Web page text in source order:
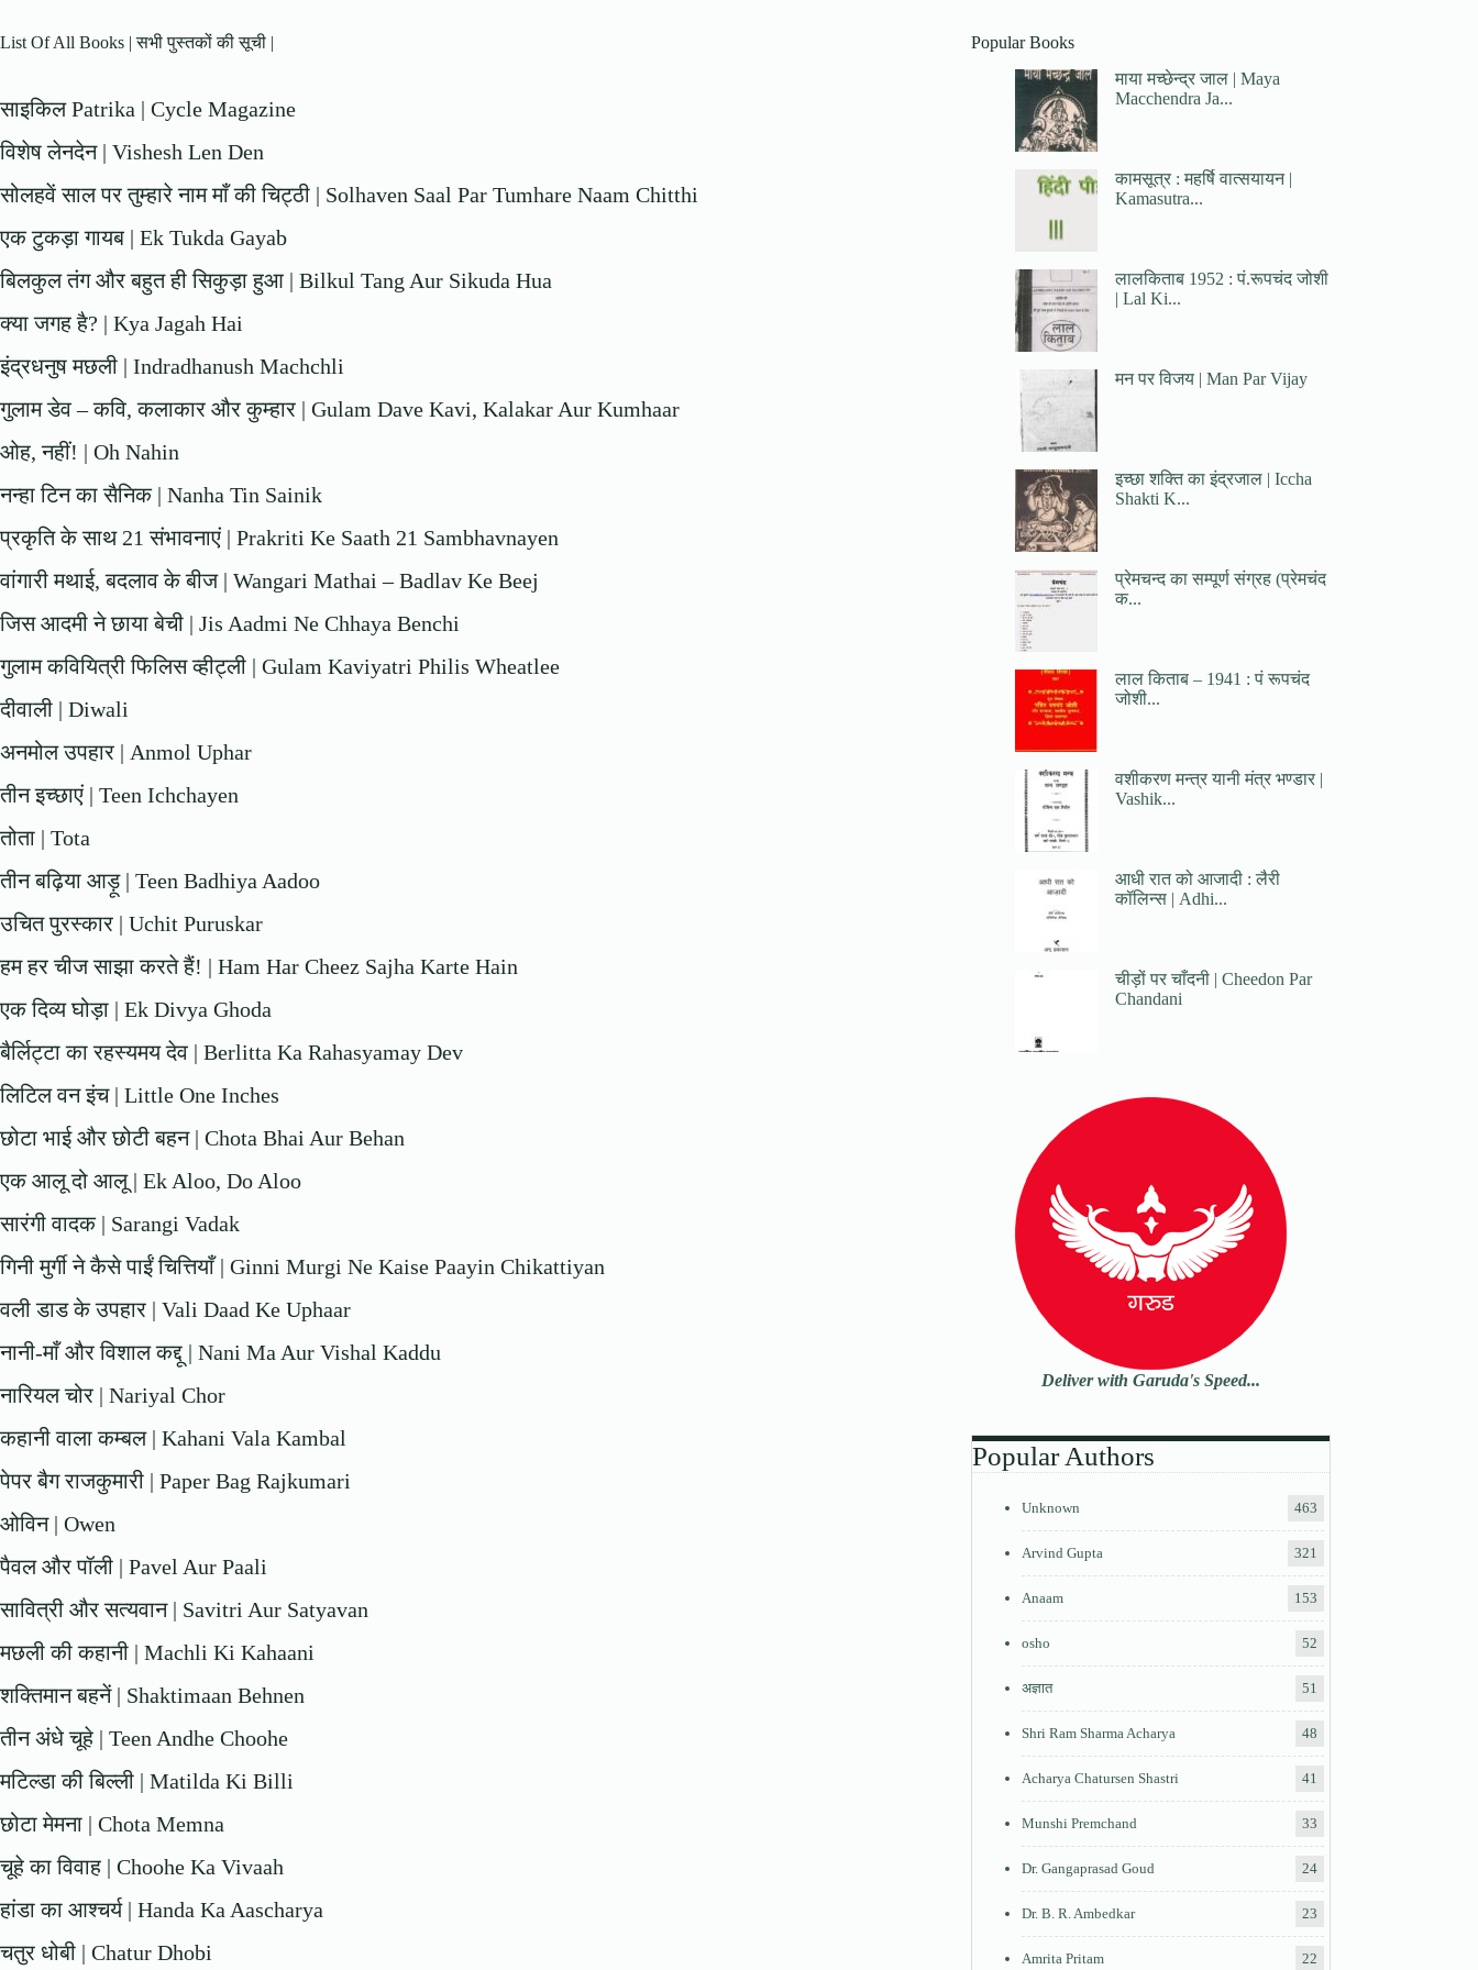
List Of All Books | सभी पुस्तकों की सूची |
साइकिल Patrika | Cycle Magazine
विशेष लेनदेन | Vishesh Len Den
सोलहवें साल पर तुम्हारे नाम माँ की चिट्ठी | Solhaven Saal Par Tumhare Naam Chitthi
एक टुकड़ा गायब | Ek Tukda Gayab
बिलकुल तंग और बहुत ही सिकुड़ा हुआ | Bilkul Tang Aur Sikuda Hua
क्या जगह है? | Kya Jagah Hai
इंद्रधनुष मछली | Indradhanush Machchli
गुलाम डेव – कवि, कलाकार और कुम्हार | Gulam Dave Kavi, Kalakar Aur Kumhaar
ओह, नहीं! | Oh Nahin
नन्हा टिन का सैनिक | Nanha Tin Sainik
प्रकृति के साथ 21 संभावनाएं | Prakriti Ke Saath 21 Sambhavnayen
वांगारी मथाई, बदलाव के बीज | Wangari Mathai – Badlav Ke Beej
जिस आदमी ने छाया बेची | Jis Aadmi Ne Chhaya Benchi
गुलाम कवियित्री फिलिस व्हीट्ली | Gulam Kaviyatri Philis Wheatlee
दीवाली | Diwali
अनमोल उपहार | Anmol Uphar
तीन इच्छाएं | Teen Ichchayen
तोता | Tota
तीन बढ़िया आड़ू | Teen Badhiya Aadoo
उचित पुरस्कार | Uchit Puruskar
हम हर चीज साझा करते हैं! | Ham Har Cheez Sajha Karte Hain
एक दिव्य घोड़ा | Ek Divya Ghoda
बैर्लिट्टा का रहस्यमय देव | Berlitta Ka Rahasyamay Dev
लिटिल वन इंच | Little One Inches
छोटा भाई और छोटी बहन | Chota Bhai Aur Behan
एक आलू दो आलू | Ek Aloo, Do Aloo
सारंगी वादक | Sarangi Vadak
गिनी मुर्गी ने कैसे पाईं चित्तियाँ | Ginni Murgi Ne Kaise Paayin Chikattiyan
वली डाड के उपहार | Vali Daad Ke Uphaar
नानी-माँ और विशाल कद्दू | Nani Ma Aur Vishal Kaddu
नारियल चोर | Nariyal Chor
कहानी वाला कम्बल | Kahani Vala Kambal
पेपर बैग राजकुमारी | Paper Bag Rajkumari
ओविन | Owen
पैवल और पॉली | Pavel Aur Paali
सावित्री और सत्यवान | Savitri Aur Satyavan
मछली की कहानी | Machli Ki Kahaani
शक्तिमान बहनें | Shaktimaan Behnen
तीन अंधे चूहे | Teen Andhe Choohe
मटिल्डा की बिल्ली | Matilda Ki Billi
छोटा मेमना | Chota Memna
चूहे का विवाह | Choohe Ka Vivaah
हांडा का आश्चर्य | Handa Ka Aascharya
चतुर धोबी | Chatur Dhobi
Popular Books
माया मच्छेन्द्र जाल | Maya
Macchendra Ja...
कामसूत्र : महर्षि वात्सयायन |
Kamasutra...
लालकिताब 1952 : पं.रूपचंद जोशी
| Lal Ki...
मन पर विजय | Man Par Vijay
इच्छा शक्ति का इंद्रजाल | Iccha
Shakti K...
प्रेमचन्द का सम्पूर्ण संग्रह (प्रेमचंद
क...
लाल किताब – 1941 : पं रूपचंद
जोशी...
वशीकरण मन्त्र यानी मंत्र भण्डार |
Vashik...
आधी रात को आजादी : लैरी
कॉलिन्स | Adhi...
चीड़ों पर चाँदनी | Cheedon Par
Chandani
Deliver with Garuda's Speed...
Popular Authors
Unknown 463
Arvind Gupta 321
Anaam 153
osho 52
अज्ञात 51
Shri Ram Sharma Acharya 48
Acharya Chatursen Shastri 41
Munshi Premchand 33
Dr. Gangaprasad Goud 24
Dr. B. R. Ambedkar 23
Amrita Pritam 22